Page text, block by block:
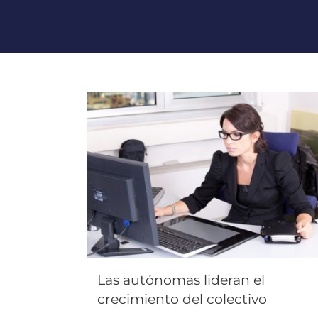
Las autónomas lideran el
crecimiento del colectivo